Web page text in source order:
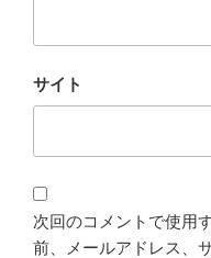
サイト
次回のコメントで使用
前、メールアドレス、